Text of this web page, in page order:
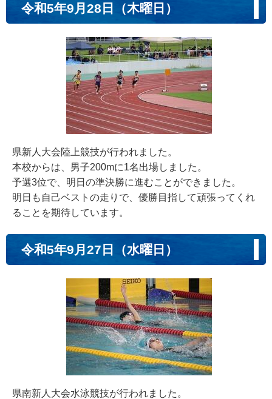
令和5年9月28日（木曜日）
県新人大会陸上競技が行われました。
本校からは、男子200mに1名出場しました。
予選3位で、明日の準決勝に進むことができました。
明日も自己ベストの走りで、優勝目指して頑張ってくれ
ることを期待しています。
令和5年9月27日（水曜日）
県南新人大会水泳競技が行われました。